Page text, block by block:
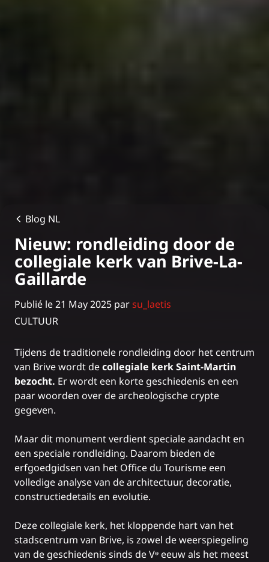
Blog NL
Nieuw: rondleiding door de
collegiale kerk van Brive-La-
Gaillarde
Publié le 21 May 2025 parsu_laetis
CULTUUR
Tijdens detraditionele rondleiding door het centrum
van Brivewordt decollegiale kerk Saint-Martin
bezocht. Er wordt een korte geschiedenis en een
paar woorden over de archeologische crypte
gegeven.
Maar dit monument verdient speciale aandacht en
een speciale rondleiding. Daarom bieden de
erfgoedgidsen van het Office du Tourisme een
volledige analyse van de architectuur, decoratie,
constructiedetails en evolutie.
Deze collegiale kerk, het kloppende hart van het
stadscentrum van Brive, is zowel de weerspiegeling
van de geschiedenis sinds de Vᶱ eeuw als het meest